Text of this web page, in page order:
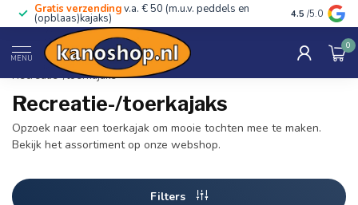
Gratis verzendingv.a. € 50 (m.u.v. peddels en
(opblaas)kajaks) Advies van
4.5 /5.0
MENU
0
Home / Kano's, kajaks & SUP's /
Recreatie-/toerkajaks
Recreatie-/toerkajaks
Opzoek naar een toerkajak om mooie tochten mee te maken.
Bekijk het assortiment op onze webshop.
Filters